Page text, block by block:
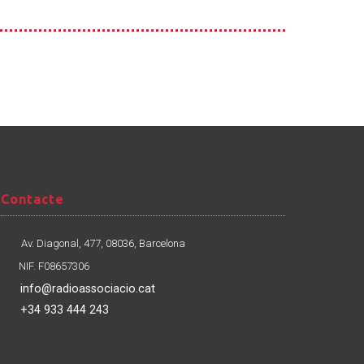
Contacte
Contacte
Av. Diagonal, 477, 08036, Barcelona
NIF. F08657306
info@radioassociacio.cat
+34 933 444 243